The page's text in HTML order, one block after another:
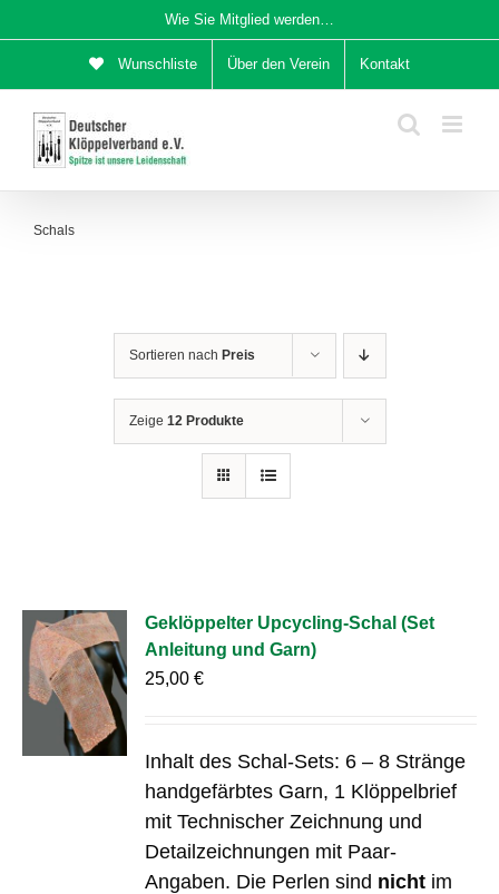
Inhalt
Wie Sie Mitglied werden…
Wunschliste Über den Verein Kontakt
Schals
Sortieren nach Preis
Zeige 12 Produkte
Geklöppelter Upcycling-Schal (Set
Anleitung und Garn)
25,00€
Inhalt des Schal-Sets: 6 – 8 Stränge
handgefärbtes Garn, 1 Klöppelbrief
mit Technischer Zeichnung und
Detailzeichnungen mit Paar-
Angaben. Die Perlen sind nicht im